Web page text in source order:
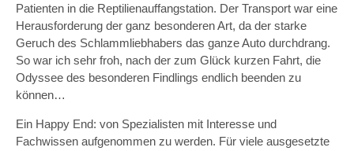
Patienten in die Reptilienauffangstation. Der Transport war eine
Herausforderung der ganz besonderen Art, da der starke
Geruch des Schlammliebhabers das ganze Auto durchdrang.
So war ich sehr froh, nach der zum Glück kurzen Fahrt, die
Odyssee des besonderen Findlings endlich beenden zu
können…
Ein Happy End: von Spezialisten mit Interesse und
Fachwissen aufgenommen zu werden. Für viele ausgesetzte